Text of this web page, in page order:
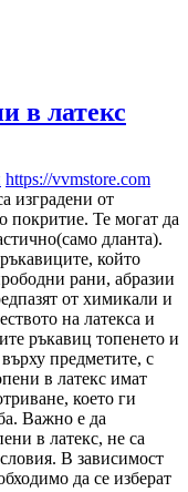
в латекс
https://vvmstore.com
изградени от
покритие. Те могат да
дланта).
който
рани, абразии
от химикали и
на латекса и
ръкавиц топенето и
предметите, с
в латекс имат
което ги
Важно е да
в латекс, не са
В зависимост
да се изберат